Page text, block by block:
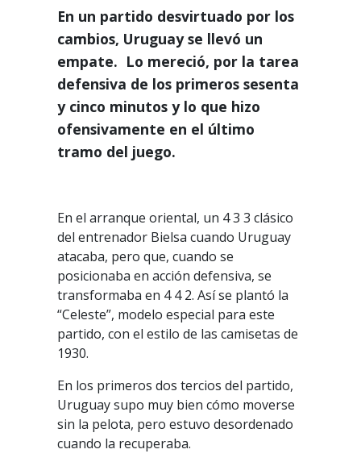
En un partido desvirtuado por los
cambios, Uruguay se llevó un
empate. Lo mereció, por la tarea
defensiva de los primeros sesenta
y cinco minutos y lo que hizo
ofensivamente en el último
tramo del juego.
En el arranque oriental, un 4 3 3 clásico
del entrenador Bielsa cuando Uruguay
atacaba, pero que, cuando se
posicionaba en acción defensiva, se
transformaba en 4 4 2. Así se plantó la
“Celeste”, modelo especial para este
partido, con el estilo de las camisetas de
1930.
En los primeros dos tercios del partido,
Uruguay supo muy bien cómo moverse
sin la pelota, pero estuvo desordenado
cuando la recuperaba.